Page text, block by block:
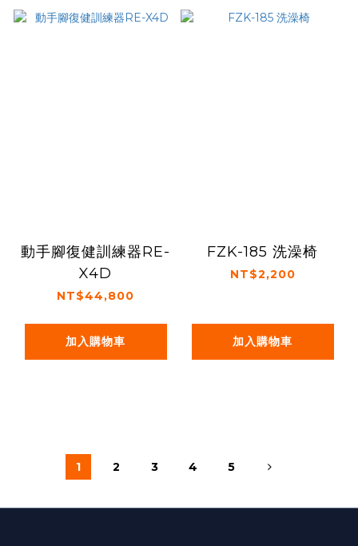
動手腳復健訓練器RE-
X4D
NT$44,800
加入購物車
FZK-185 洗澡椅
NT$2,200
加入購物車
1 2 3 4 5